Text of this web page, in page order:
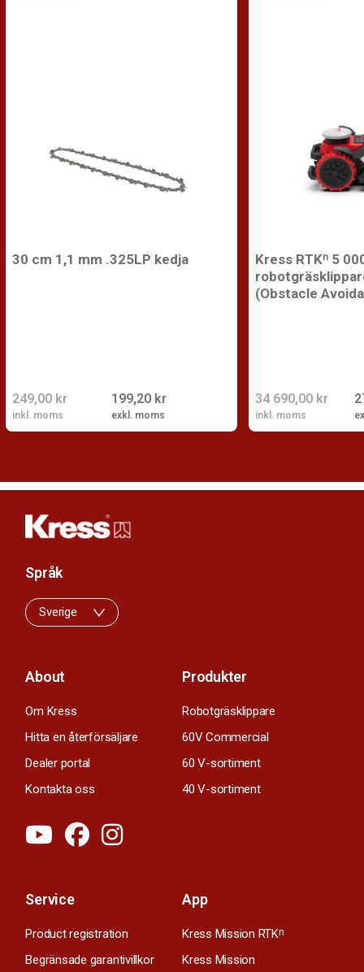
30 cm 1,1 mm .325LP kedja
199,20 kr
exkl. moms
249,00 kr
inkl. moms
Kress RTKⁿ 5
(Obstacle
34 690,00 kr
inkl. moms
About
Om Kress
Hitta en återförsäljare
Dealer portal
Kontakta oss
Produkter
Robotgräsklippare
60V Commercial
60 V-sortiment
40 V-sortiment
Service
Product registration
Begränsade garantivillkor
App
Kress Mission RTKn
Kress Mission
Språk
Sverige